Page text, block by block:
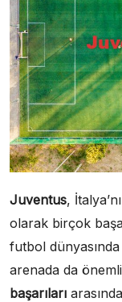
Juventus,
olarak birçok
futbol
arenada da
başarıları